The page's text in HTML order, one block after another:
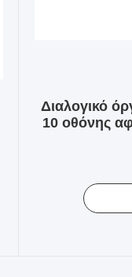
Διαλογικό
10 οθόνης